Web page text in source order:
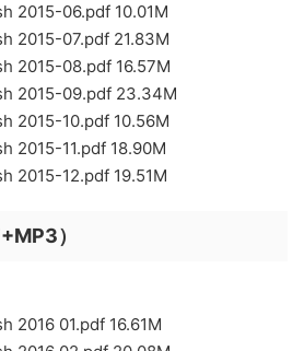
2015-06.pdf 10.01M
2015-07.pdf 21.83M
2015-08.pdf 16.57M
2015-09.pdf 23.34M
2015-10.pdf 10.56M
2015-11.pdf 18.90M
2015-12.pdf 19.51M
）
2016 01.pdf 16.61M